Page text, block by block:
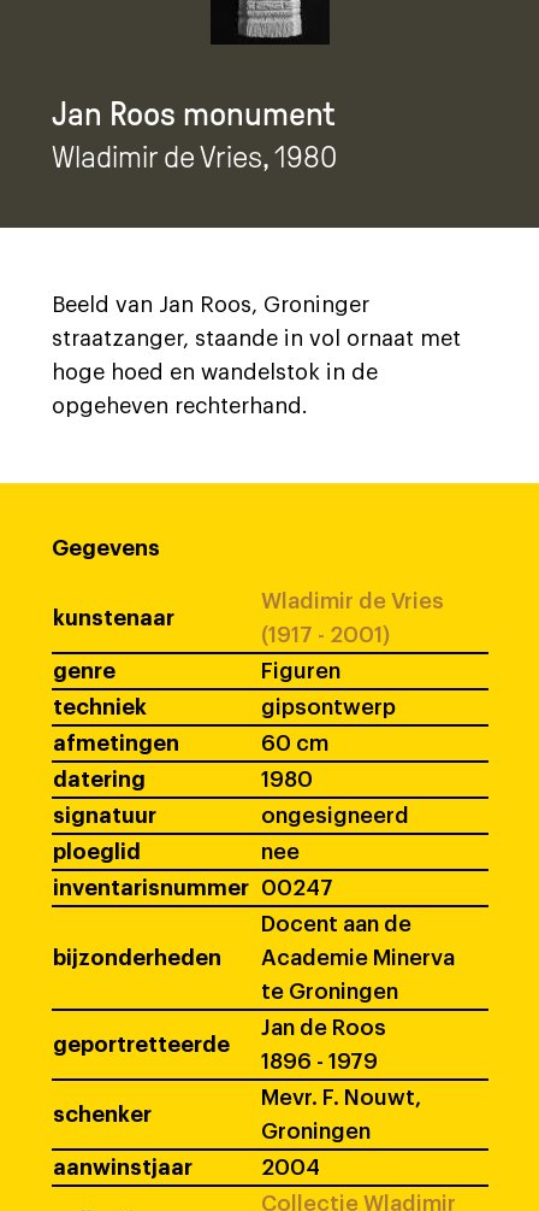
Jan Roos monument
Wladimir de Vries, 1980
Beeld van Jan Roos, Groninger
straatzanger, staande in vol ornaat met
hoge hoed en wandelstok in de
opgeheven rechterhand.
Gegevens
kunstenaar
Wladimir de Vries
(1917 - 2001)
genre
Figuren
techniek
gipsontwerp
afmetingen
60 cm
datering
1980
signatuur
ongesigneerd
ploeglid
nee
inventarisnummer
00247
bijzonderheden
Docent aan de
Academie Minerva
te Groningen
geportretteerde
Jan de Roos
1896 - 1979
schenker
Mevr. F. Nouwt,
Groningen
aanwinstjaar
2004
Collectie Wladimir